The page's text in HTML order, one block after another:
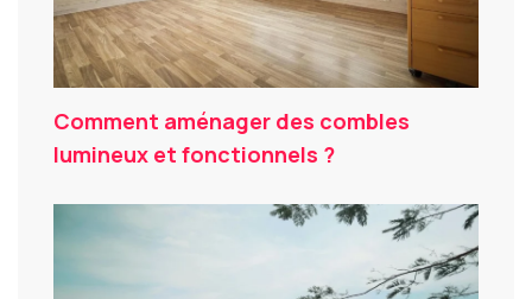
Comment aménager des combles
lumineux et fonctionnels ?